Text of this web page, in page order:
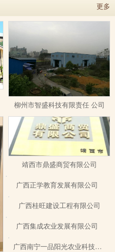
更多
柳州市智盛科技有限责任 公司
靖西市鼎盛商贸有限公司
广西正学教育发展有限公司
广西桂旺建设工程有限公司
广西集成农业发展有限公司
广西南宁一品阳光农业科技有限公司